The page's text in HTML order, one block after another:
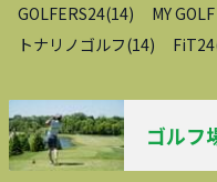
GOLFERS24(14) MY
トナリノゴルフ(14) FiT24
ゴルフ